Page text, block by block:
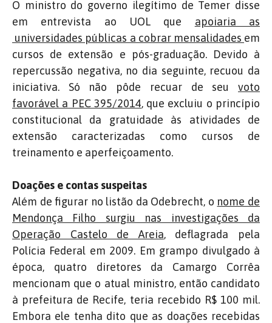
O ministro do governo ilegítimo de Temer disse
em entrevista ao UOL que apoiaria as
universidades públicas a cobrar mensalidades em
cursos de extensão e pós-graduação. Devido à
repercussão negativa, no dia seguinte, recuou da
iniciativa. Só não pôde recuar de seu voto
favorável a PEC 395/2014, que excluiu o princípio
constitucional da gratuidade às atividades de
extensão caracterizadas como cursos de
treinamento e aperfeiçoamento.
Doações e contas suspeitas
Além de figurar no listão da Odebrecht, o nome de
Mendonça Filho surgiu nas investigações da
Operação Castelo de Areia, deflagrada pela
Polícia Federal em 2009. Em grampo divulgado à
época, quatro diretores da Camargo Corrêa
mencionam que o atual ministro, então candidato
à prefeitura de Recife, teria recebido R$ 100 mil.
Embora ele tenha dito que as doações recebidas